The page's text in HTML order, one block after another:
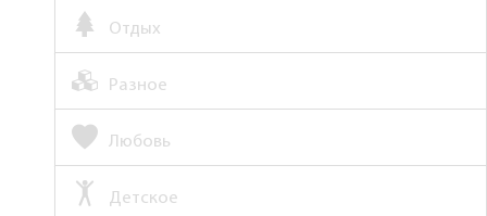
Отдых
Разное
Любовь
Детское